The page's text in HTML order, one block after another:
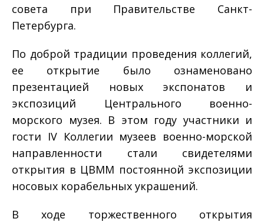
совета при Правительстве Санкт-
Петербурга.
По доброй традиции проведения коллегий,
ее открытие было ознаменовано
презентацией новых экспонатов и
экспозиций Центрального военно-
морского музея. В этом году участники и
гости IV Коллегии музеев военно-морской
направленности стали свидетелями
открытия в ЦВММ постоянной экспозиции
носовых корабельных украшений.
В ходе торжественного открытия